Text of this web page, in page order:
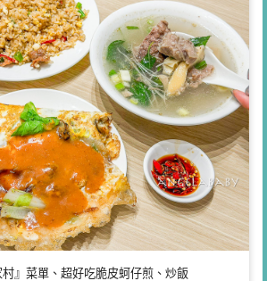
』菜單、超好吃脆皮蚵仔煎、炒飯